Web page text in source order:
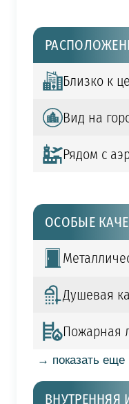
Близко к
Вид на
Рядом с
ОСОБЫЕ
Душевая
Пожарная
→ показать еще
ВНУТРЕННЯЯ